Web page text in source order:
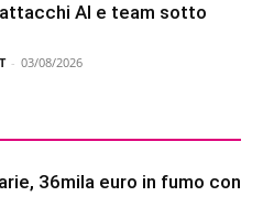
AI e team sotto
- 03/08/2026
36mila euro in fumo con